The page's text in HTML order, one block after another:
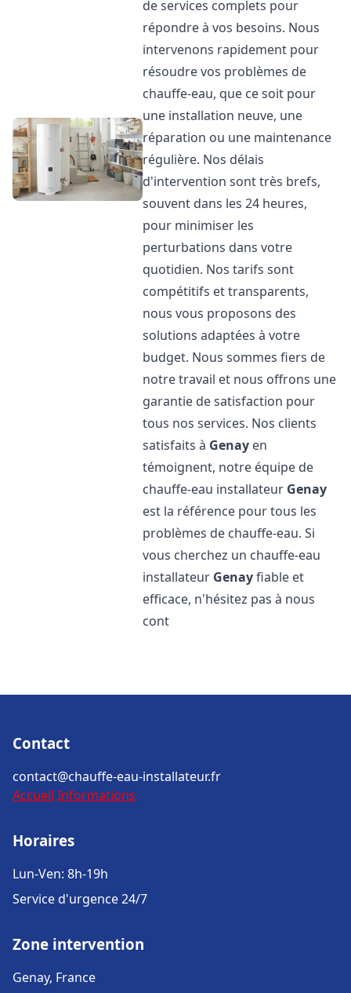
de services complets pour
répondre à vos besoins. Nous
intervenons rapidement pour
résoudre vos problèmes de
chauffe-eau, que ce soit pour
une installation neuve, une
réparation ou une maintenance
régulière. Nos délais
d'intervention sont très brefs,
souvent dans les 24 heures,
pour minimiser les
perturbations dans votre
quotidien. Nos tarifs sont
compétitifs et transparents,
nous vous proposons des
solutions adaptées à votre
budget. Nous sommes fiers de
notre travail et nous offrons une
garantie de satisfaction pour
tous nos services. Nos clients
satisfaits à Genay en
témoignent, notre équipe de
chauffe-eau installateur Genay
est la référence pour tous les
problèmes de chauffe-eau. Si
vous cherchez un chauffe-eau
installateur Genayfiable et
efficace, n'hésitez pas à nous
cont
Contact
contact@chauffe-eau-installateur.fr
Accueil Informations
Horaires
Lun-Ven: 8h-19h
Service d'urgence 24/7
Zone intervention
Genay, France